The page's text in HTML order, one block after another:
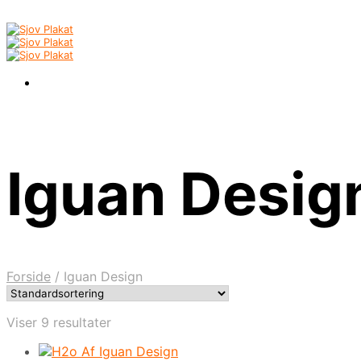
Iguan
Forside / Iguan Design
Viser 9 resultater